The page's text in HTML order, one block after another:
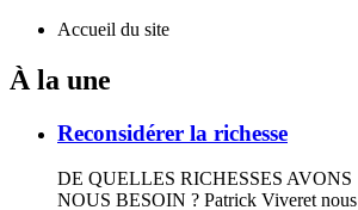
Accueil du site
À la une
Reconsidérer la richesse
DE QUELLES RICHESSES AVONS
NOUS BESOIN ? Patrick Viveret nous